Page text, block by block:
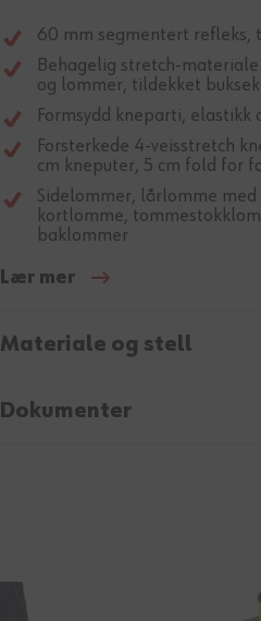
60 mm segmentert refleks,
Behagelig stretch-
og lommer, tildekket
Formsydd kneparti,
Forsterkede 4-veisstretch
cm kneputer, 5 cm fold for
Sidelommer, lårlomme
kortlomme,
baklommer
Lær mer
Materiale og stell
Dokumenter